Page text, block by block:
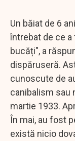
Un băiat de 6
întrebat de ce a
bucăți", a
dispăruseră.
cunoscute de
canibalism sau
martie 1933.
În mai, au fost
există nicio